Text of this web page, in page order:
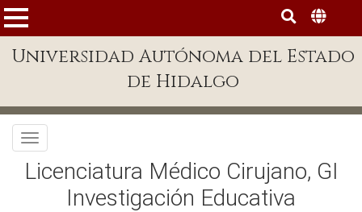
Enlaces
Directorio
Defensor Universitario
Universidad Autónoma del Estado
de Hidalgo
Toggle navigation
Licenciatura Médico Cirujano, GI
Investigación Educativa